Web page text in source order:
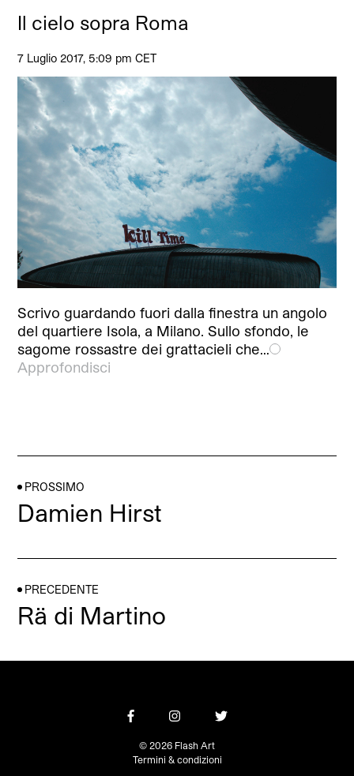
Il cielo sopra Roma
7 Luglio 2017, 5:09 pm CET
Scrivo guardando fuori dalla finestra un angolo
del quartiere Isola, a Milano. Sullo sfondo, le
sagome rossastre dei grattacieli che…
Approfondisci
PROSSIMO
Damien Hirst
PRECEDENTE
Rä di Martino
© 2026 Flash Art
Termini & condizioni